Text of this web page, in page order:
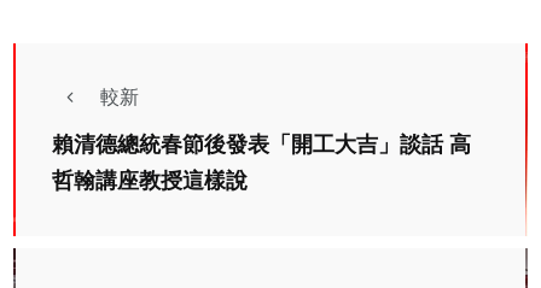
較新
賴清德總統春節後發表「開工大吉」談話 高
哲翰講座教授這樣說